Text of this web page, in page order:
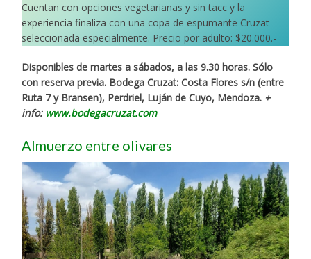
Cuentan con opciones vegetarianas y sin tacc y la
experiencia finaliza con una copa de espumante Cruzat
seleccionada especialmente. Precio por adulto: $20.000.-
Disponibles de martes a sábados, a las 9.30 horas. Sólo
con reserva previa. Bodega Cruzat: Costa Flores s/n (entre
Ruta 7 y Bransen), Perdriel, Luján de Cuyo, Mendoza. +
info: www.bodegacruzat.com
Almuerzo entre olivares